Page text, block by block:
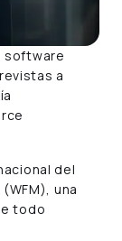
software
a
del
una
todo